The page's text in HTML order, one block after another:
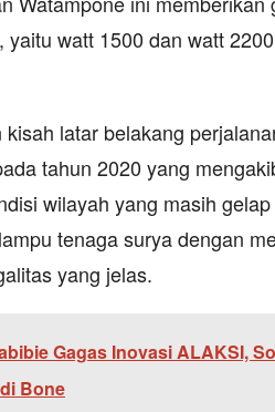
yaitu watt 1500 dan watt
latar belakang
tahun 2020 yang
wilayah yang masih
tenaga surya dengan
yang jelas.
Gagas Inovasi ALAKSI,
Bone